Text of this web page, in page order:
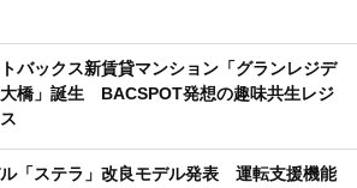
バックス新賃貸マンション「グランレジデ
橋」誕生 BACSPOT発想の趣味共生レジ
「ステラ」改良モデル発表 運転支援機能